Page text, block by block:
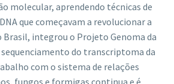
molecular, aprendendo técnicas de
que começavam a revolucionar a
Brasil, integrou o Projeto Genoma da
sequenciamento do transcriptoma da
com o sistema de relações